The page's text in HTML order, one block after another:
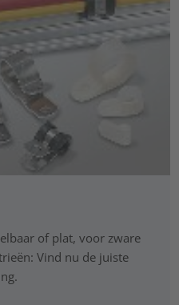
of plat, voor zware
Vind nu de juiste